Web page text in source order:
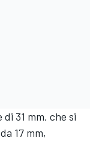
31 mm, che si
17 mm,